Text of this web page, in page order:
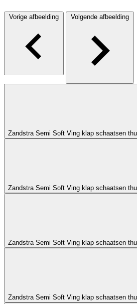
Vorige afbeelding Volgende afbeelding